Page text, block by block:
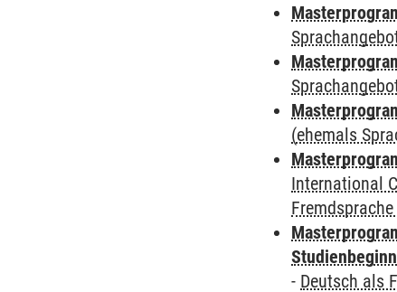
(ehemals
International
Fremdsprache
- Deutsch als